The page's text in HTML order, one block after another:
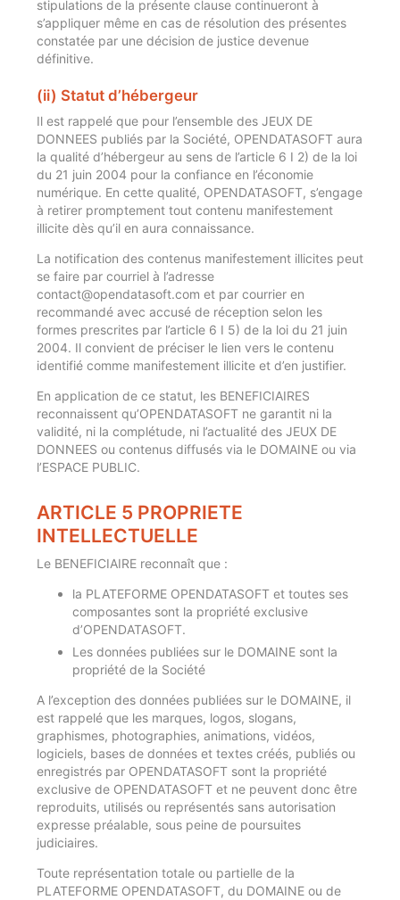
stipulations de la présente clause continueront à
s’appliquer même en cas de résolution des présentes
constatée par une décision de justice devenue
définitive.
(ii) Statut d’hébergeur
Il est rappelé que pour l’ensemble des JEUX DE
DONNEES publiés par la Société, OPENDATASOFT aura
la qualité d’hébergeur au sens de l’article 6 I 2) de la loi
du 21 juin 2004 pour la confiance en l’économie
numérique. En cette qualité, OPENDATASOFT, s’engage
à retirer promptement tout contenu manifestement
illicite dès qu’il en aura connaissance.
La notification des contenus manifestement illicites peut
se faire par courriel à l’adresse
contact@opendatasoft.com et par courrier en
recommandé avec accusé de réception selon les
formes prescrites par l’article 6 I 5) de la loi du 21 juin
2004. Il convient de préciser le lien vers le contenu
identifié comme manifestement illicite et d’en justifier.
En application de ce statut, les BENEFICIAIRES
reconnaissent qu’OPENDATASOFT ne garantit ni la
validité, ni la complétude, ni l’actualité des JEUX DE
DONNEES ou contenus diffusés via le DOMAINE ou via
l’ESPACE PUBLIC.
ARTICLE 5 PROPRIETE
INTELLECTUELLE
Le BENEFICIAIRE reconnaît que :
la PLATEFORME OPENDATASOFT et toutes ses
composantes sont la propriété exclusive
d’OPENDATASOFT.
Les données publiées sur le DOMAINE sont la
propriété de la Société
A l’exception des données publiées sur le DOMAINE, il
est rappelé que les marques, logos, slogans,
graphismes, photographies, animations, vidéos,
logiciels, bases de données et textes créés, publiés ou
enregistrés par OPENDATASOFT sont la propriété
exclusive de OPENDATASOFT et ne peuvent donc être
reproduits, utilisés ou représentés sans autorisation
expresse préalable, sous peine de poursuites
judiciaires.
Toute représentation totale ou partielle de la
PLATEFORME OPENDATASOFT, du DOMAINE ou de